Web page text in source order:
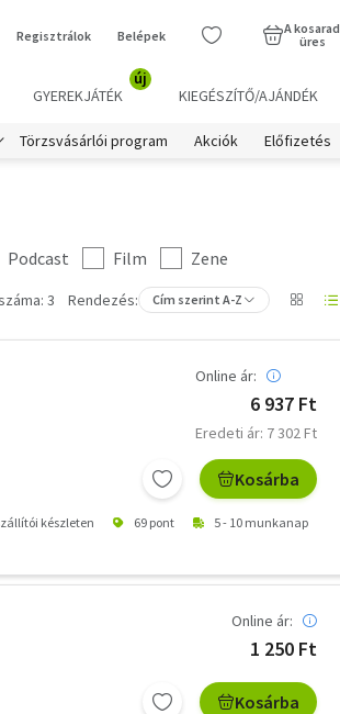
Regisztrálok Belépek
A kosarad
üres
GYEREKJÁTÉK
új
KIEGÉSZÍTŐ/AJÁNDÉK
Törzsvásárlói program Akciók Előfizetés
Podcast Film
Zene
3 Rendezés: Cím szerint A-Z
Online ár:
6 937 Ft
Eredeti ár: 7 302 Ft
Kosárba
készleten 69 pont 5 - 10 munkanap
Online ár:
1 250 Ft
Kosárba